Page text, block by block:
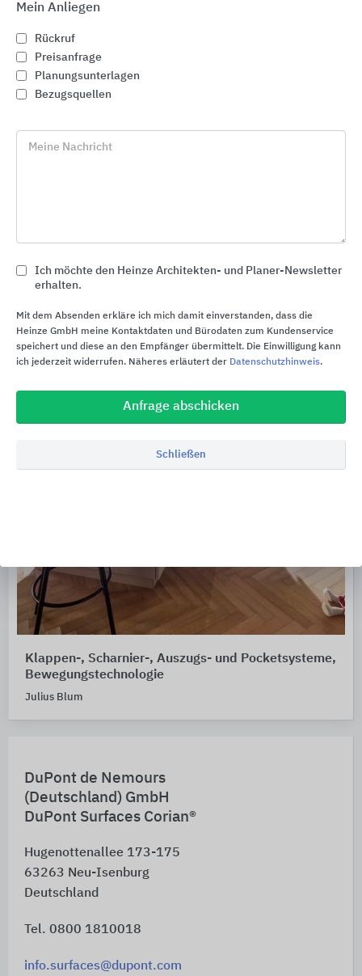
DuPont de Nemours
(Deutschland) GmbH
DuPont Surfaces Corian®
Hugenottenallee 173-175
63263 Neu-Isenburg
Deutschland
Tel. 0800 1810018
info.surfaces@dupont.com
Klappen-, Scharnier-, Auszugs- und Pocketsysteme,
Bewegungstechnologie
Julius Blum
Mein Anliegen
Rückruf
Preisanfrage
Planungsunterlagen
Bezugsquellen
Meine Nachricht
Ich möchte den Heinze Architekten- und Planer-Newsletter
erhalten.
Mit dem Absenden erkläre ich mich damit einverstanden, dass die
Heinze GmbH meine Kontaktdaten und Bürodaten zum Kundenservice
speichert und diese an den Empfänger übermittelt. Die Einwilligung kann
ich jederzeit widerrufen. Näheres erläutert der Datenschutzhinweis.
Anfrage abschicken
Schließen